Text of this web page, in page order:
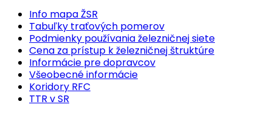
Info mapa ŽSR
Tabuľky traťových pomerov
Podmienky používania železničnej siete
Cena za prístup k železničnej štruktúre
Informácie pre dopravcov
Všeobecné informácie
Koridory RFC
TTR v SR